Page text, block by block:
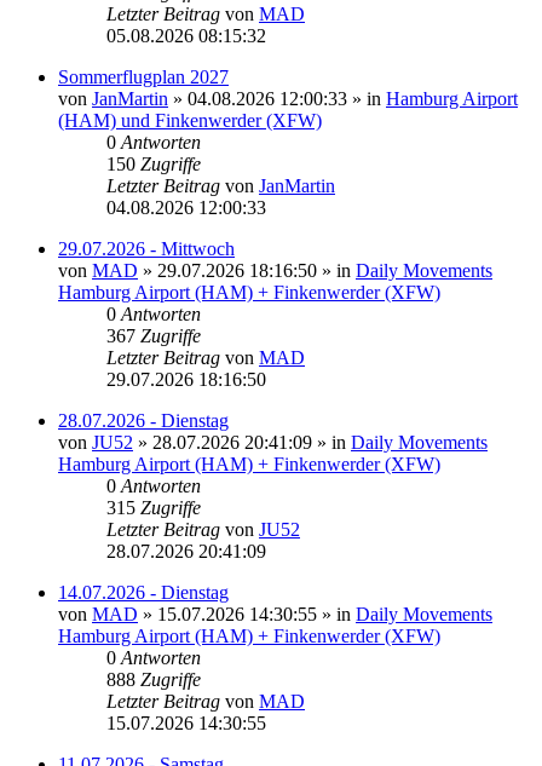
Letzter Beitrag von MAD
05.08.2026 08:15:32
Sommerflugplan 2027
von JanMartin » 04.08.2026 12:00:33 » in Hamburg Airport
(HAM) und Finkenwerder (XFW)
0 Antworten
150 Zugriffe
Letzter Beitrag von JanMartin
04.08.2026 12:00:33
29.07.2026 - Mittwoch
von MAD » 29.07.2026 18:16:50 » in Daily Movements
Hamburg Airport (HAM) + Finkenwerder (XFW)
0 Antworten
367 Zugriffe
Letzter Beitrag von MAD
29.07.2026 18:16:50
28.07.2026 - Dienstag
von JU52 » 28.07.2026 20:41:09 » in Daily Movements
Hamburg Airport (HAM) + Finkenwerder (XFW)
0 Antworten
315 Zugriffe
Letzter Beitrag von JU52
28.07.2026 20:41:09
14.07.2026 - Dienstag
von MAD » 15.07.2026 14:30:55 » in Daily Movements
Hamburg Airport (HAM) + Finkenwerder (XFW)
0 Antworten
888 Zugriffe
Letzter Beitrag von MAD
15.07.2026 14:30:55